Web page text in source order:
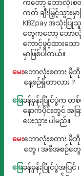
ကတော့ ဘောလုံးစတ
ကတ် ချီးမြှင့်သွားမှ
KBZpay အသုံးပ
တွေကတော့ ဘောလုံး
ကောင့်ဖွင့်ထားသော
မှာဖြစ်ပါတယ်။
မေးဘောလုံးစတား မိုဘို
နေ့စဉ်ရှိတာလား ?
ဖြေခန့်မှန်းပြိုင်ပွဲက တ
နောက်ပိုင်းတွင် အခြ
ပေးသွား ပါမည်။
မေးဘောလုံးစတား မိုဘို
တွေ ၊ အစီအစဉ်တွ
ဖြေခန့်မှန်းပြိုင်ပွဲအပြင်